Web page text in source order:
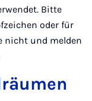
Bitte
oder für
nicht und melden